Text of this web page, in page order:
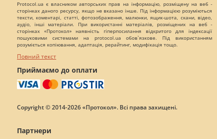
Protocol.ua є власником авторських прав на інформацію, розміщену на веб -
сторінках даного ресурсу, якщо не вказано інше. Під інформацією розуміються
тексти, коментарі, статті, фотозображення, малюнки, ящик-шота, скани, відео,
аудіо, інші матеріали. При використанні матеріалів, розміщених на веб -
сторінках «Протокол» наявність гіперпосилання відкритого для індексації
пошуковими системами на protocol.ua обов`язкове. Під використанням
розуміється копіювання, адаптація, рерайтинг, модифікація тощо.
Повний текст
Приймаємо до оплати
Copyright © 2014-2026 «Протокол». Всі права захищені.
Партнери